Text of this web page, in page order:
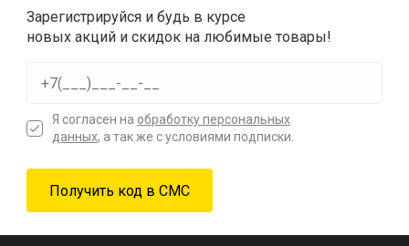
Зарегистрируйся и будь в курсе
новых акций и скидок на любимые товары!
Я согласен на обработку персональных
данных, а так же с условиями подписки.